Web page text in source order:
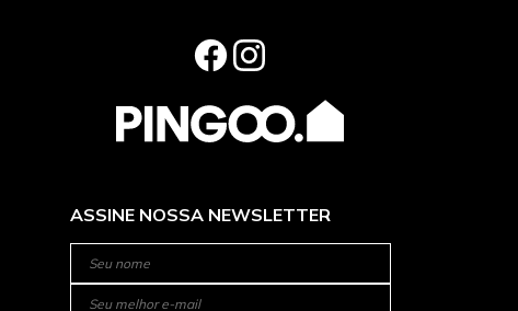
ASSINE NOSSA NEWSLETTER